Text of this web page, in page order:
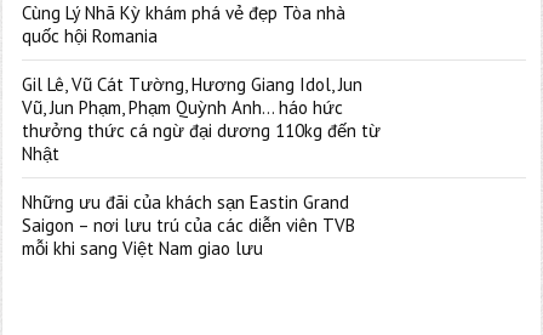
Cùng Lý Nhã Kỳ khám phá vẻ đẹp Tòa nhà
quốc hội Romania
Gil Lê, Vũ Cát Tường, Hương Giang Idol, Jun
Vũ, Jun Phạm, Phạm Quỳnh Anh… háo hức
thưởng thức cá ngừ đại dương 110kg đến từ
Nhật
Những ưu đãi của khách sạn Eastin Grand
Saigon – nơi lưu trú của các diễn viên TVB
mỗi khi sang Việt Nam giao lưu